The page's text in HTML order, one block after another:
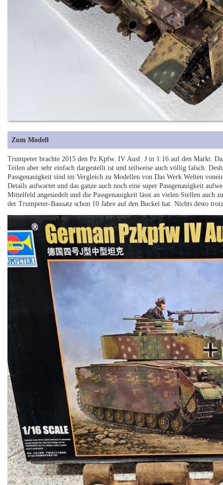
Zum Modell
Trumpeter brachte 2015 den Pz.Kpfw. IV Ausf. J in 1:16 auf den Markt.
Teilen aber sehr einfach dargestellt ist und teilweise auch völlig falsch.
Passgenauigkeit sind im Vergleich zu Modellen von Das Werk Welten
Details aufwartet und das ganze auch noch eine super Passgenauigkeit
Mittelfeld angesiedelt und die Passgenauigkeit lässt an vielen Stellen auch
der Trumpeter-Bausatz schon 10 Jahre auf den Buckel hat. Nichts desto